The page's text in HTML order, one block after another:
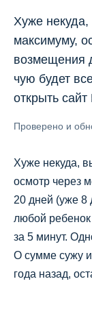
Хуже
максимуму,
возмещения
чую будет
открыть
Проверено и
Хуже некуда,
осмотр через
20 дней (уже 8
любой
за 5 минут.
О сумме сужу
года назад,